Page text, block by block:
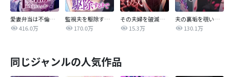
愛妻弁当は不倫に含まれますか？
416.0万
監視夫を駆除するまで
170.0万
その夫婦を破滅させるまで
15.3万
夫の裏垢を覗いてみたら
130.1万
同じジャンルの人気作品